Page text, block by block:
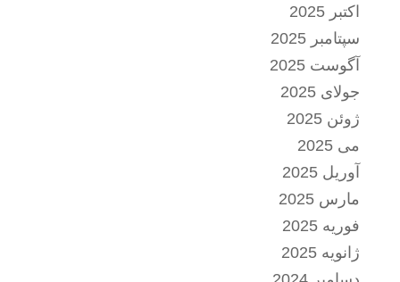
اکتبر 2025
سپتامبر 2025
آگوست 2025
جولای 2025
ژوئن 2025
می 2025
آوریل 2025
مارس 2025
فوریه 2025
ژانویه 2025